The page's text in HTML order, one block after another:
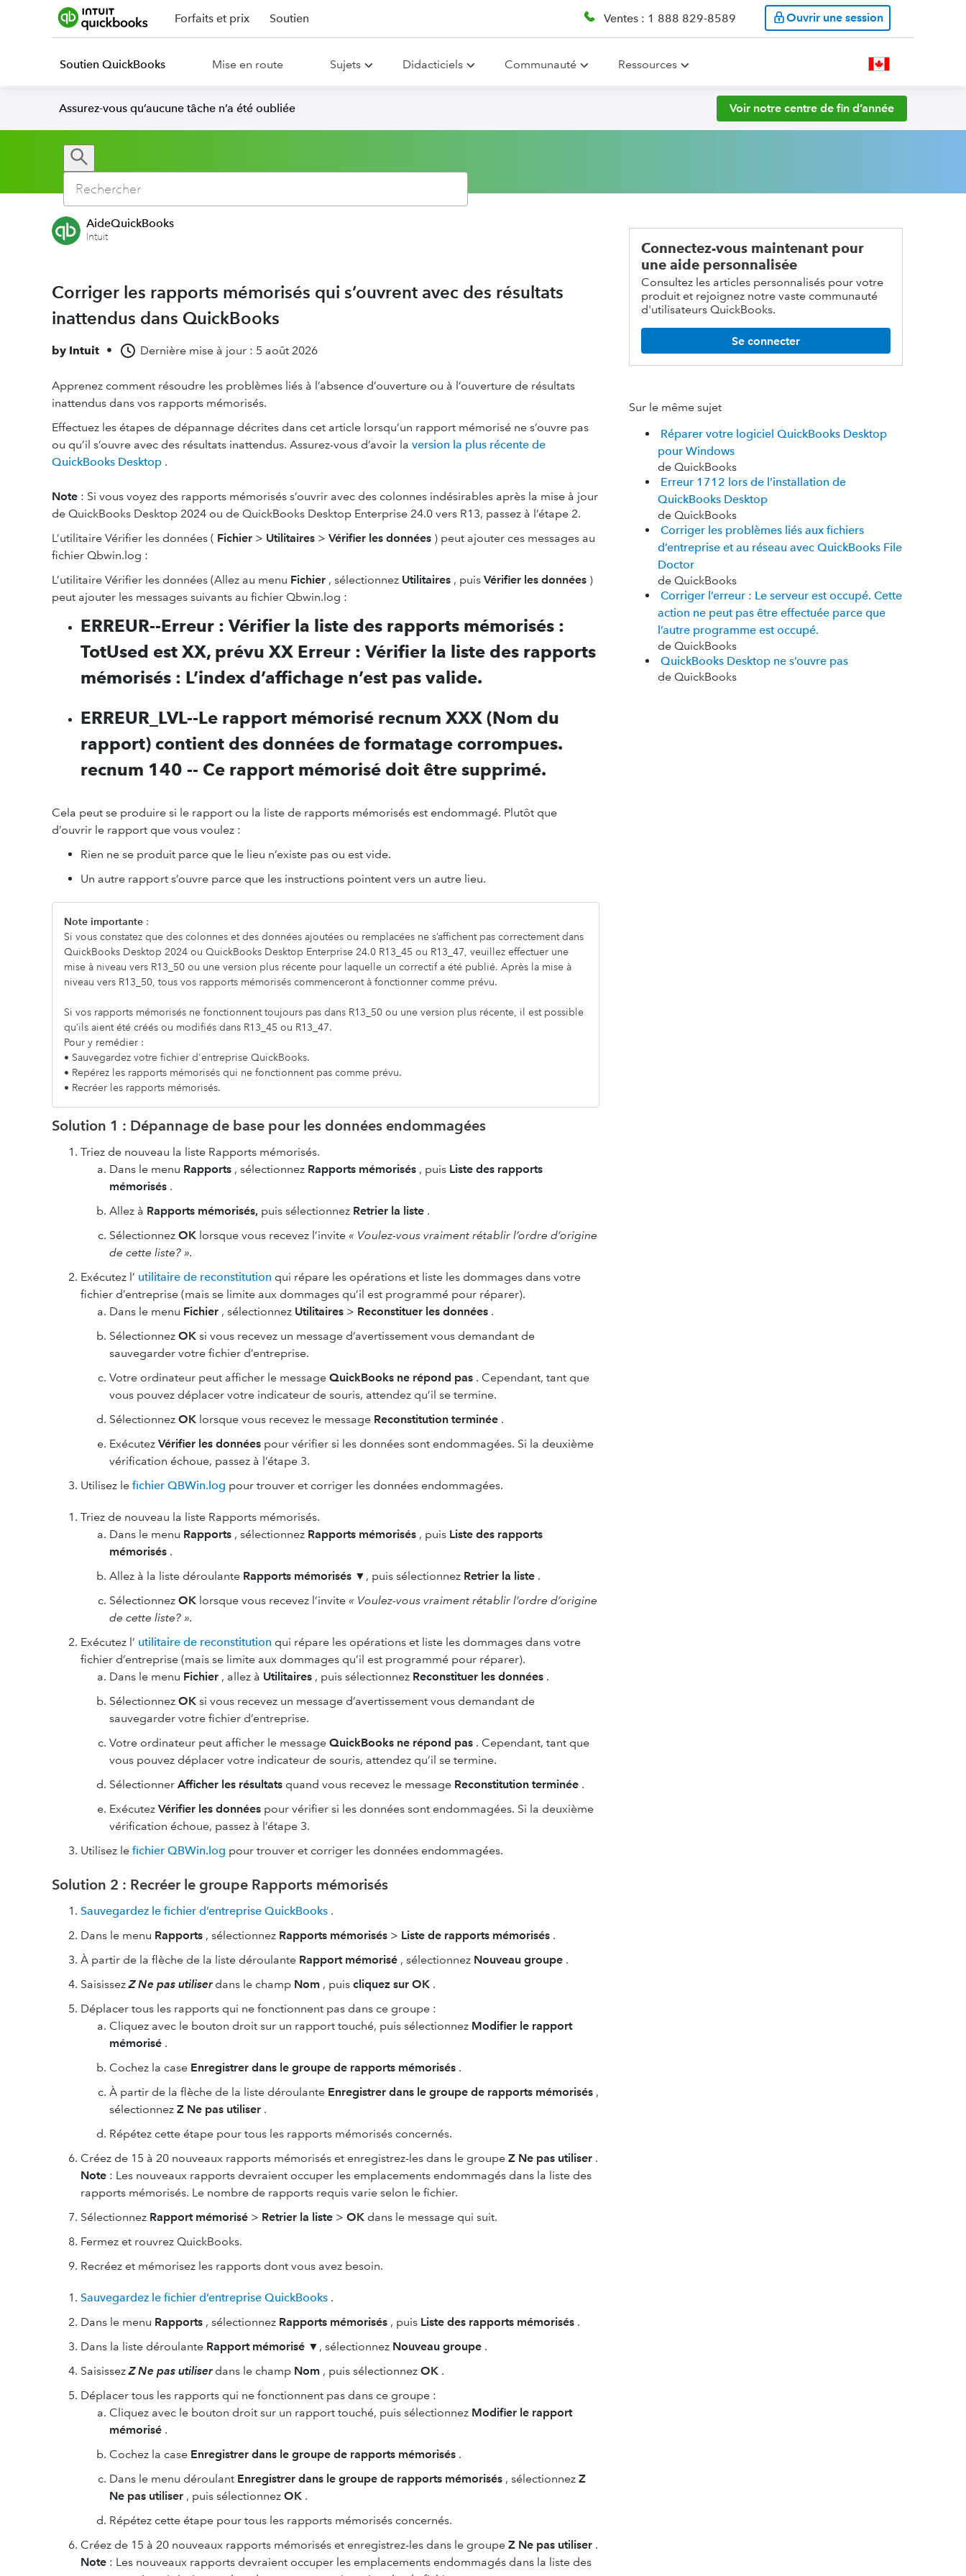
Forfaits et prix Soutien Ventes : 1 888 829-8589 Ouvrir une session
Soutien QuickBooks Mise en route Sujets Didacticiels Communauté Ressources
Assurez-vous qu’aucune tâche n’a été oubliée Voir notre centre de fin d’année
AideQuickBooks
Intuit
Corriger les rapports mémorisés qui s’ouvrent avec des résultats
inattendus dans QuickBooks
by Intuit • Dernière mise à jour : 5 août 2026
Apprenez comment résoudre les problèmes liés à l’absence d’ouverture ou à l’ouverture de résultats
inattendus dans vos rapports mémorisés.
Effectuez les étapes de dépannage décrites dans cet article lorsqu’un rapport mémorisé ne s’ouvre pas
ou qu’il s’ouvre avec des résultats inattendus. Assurez-vous d’avoir la version la plus récente de
QuickBooks Desktop .
Note : Si vous voyez des rapports mémorisés s’ouvrir avec des colonnes indésirables après la mise à jour
de QuickBooks Desktop 2024 ou de QuickBooks Desktop Enterprise 24.0 vers R13, passez à l’étape 2.
L’utilitaire Vérifier les données ( Fichier > Utilitaires > Vérifier les données ) peut ajouter ces messages au
fichier Qbwin.log :
L’utilitaire Vérifier les données (Allez au menu Fichier , sélectionnez Utilitaires , puis Vérifier les données )
peut ajouter les messages suivants au fichier Qbwin.log :
ERREUR--Erreur : Vérifier la liste des rapports mémorisés :
TotUsed est XX, prévu XX Erreur : Vérifier la liste des rapports
mémorisés : L’index d’affichage n’est pas valide.
ERREUR_LVL--Le rapport mémorisé recnum XXX (Nom du
rapport) contient des données de formatage corrompues.
recnum 140 -- Ce rapport mémorisé doit être supprimé.
Cela peut se produire si le rapport ou la liste de rapports mémorisés est endommagé. Plutôt que
d’ouvrir le rapport que vous voulez :
Rien ne se produit parce que le lieu n’existe pas ou est vide.
Un autre rapport s’ouvre parce que les instructions pointent vers un autre lieu.
Note importante :
Si vous constatez que des colonnes et des données ajoutées ou remplacées ne s’affichent pas correctement dans
QuickBooks Desktop 2024 ou QuickBooks Desktop Enterprise 24.0 R13_45 ou R13_47, veuillez effectuer une
mise à niveau vers R13_50 ou une version plus récente pour laquelle un correctif a été publié. Après la mise à
niveau vers R13_50, tous vos rapports mémorisés commenceront à fonctionner comme prévu.
Si vos rapports mémorisés ne fonctionnent toujours pas dans R13_50 ou une version plus récente, il est possible
qu’ils aient été créés ou modifiés dans R13_45 ou R13_47.
Pour y remédier :
• Sauvegardez votre fichier d'entreprise QuickBooks.
• Repérez les rapports mémorisés qui ne fonctionnent pas comme prévu.
• Recréer les rapports mémorisés.
Solution 1 : Dépannage de base pour les données endommagées
Triez de nouveau la liste Rapports mémorisés.
Dans le menu Rapports , sélectionnez Rapports mémorisés , puis Liste des rapports
mémorisés .
Allez à Rapports mémorisés, puis sélectionnez Retrier la liste .
Sélectionnez OK lorsque vous recevez l’invite « Voulez-vous vraiment rétablir l’ordre d’origine
de cette liste? ».
Exécutez l’ utilitaire de reconstitution qui répare les opérations et liste les dommages dans votre
fichier d’entreprise (mais se limite aux dommages qu’il est programmé pour réparer).
Dans le menu Fichier , sélectionnez Utilitaires > Reconstituer les données .
Sélectionnez OK si vous recevez un message d’avertissement vous demandant de
sauvegarder votre fichier d’entreprise.
Votre ordinateur peut afficher le message QuickBooks ne répond pas . Cependant, tant que
vous pouvez déplacer votre indicateur de souris, attendez qu’il se termine.
Sélectionnez OK lorsque vous recevez le message Reconstitution terminée .
Exécutez Vérifier les données pour vérifier si les données sont endommagées. Si la deuxième
vérification échoue, passez à l’étape 3.
Utilisez le fichier QBWin.log pour trouver et corriger les données endommagées.
Triez de nouveau la liste Rapports mémorisés.
Dans le menu Rapports , sélectionnez Rapports mémorisés , puis Liste des rapports
mémorisés .
Allez à la liste déroulante Rapports mémorisés ▼, puis sélectionnez Retrier la liste .
Sélectionnez OK lorsque vous recevez l’invite « Voulez-vous vraiment rétablir l’ordre d’origine
de cette liste? ».
Exécutez l’ utilitaire de reconstitution qui répare les opérations et liste les dommages dans votre
fichier d’entreprise (mais se limite aux dommages qu’il est programmé pour réparer).
Dans le menu Fichier , allez à Utilitaires , puis sélectionnez Reconstituer les données .
Sélectionnez OK si vous recevez un message d’avertissement vous demandant de
sauvegarder votre fichier d’entreprise.
Votre ordinateur peut afficher le message QuickBooks ne répond pas . Cependant, tant que
vous pouvez déplacer votre indicateur de souris, attendez qu’il se termine.
Sélectionner Afficher les résultats quand vous recevez le message Reconstitution terminée .
Exécutez Vérifier les données pour vérifier si les données sont endommagées. Si la deuxième
vérification échoue, passez à l’étape 3.
Utilisez le fichier QBWin.log pour trouver et corriger les données endommagées.
Solution 2 : Recréer le groupe Rapports mémorisés
Sauvegardez le fichier d’entreprise QuickBooks .
Dans le menu Rapports , sélectionnez Rapports mémorisés > Liste de rapports mémorisés .
À partir de la flèche de la liste déroulante Rapport mémorisé , sélectionnez Nouveau groupe .
SaisissezZ Ne pas utiliserdans le champ Nom , puis cliquez sur OK .
Déplacer tous les rapports qui ne fonctionnent pas dans ce groupe :
Cliquez avec le bouton droit sur un rapport touché, puis sélectionnez Modifier le rapport
mémorisé .
Cochez la case Enregistrer dans le groupe de rapports mémorisés .
À partir de la flèche de la liste déroulante Enregistrer dans le groupe de rapports mémorisés ,
sélectionnez Z Ne pas utiliser .
Répétez cette étape pour tous les rapports mémorisés concernés.
Créez de 15 à 20 nouveaux rapports mémorisés et enregistrez-les dans le groupe Z Ne pas utiliser .
Note : Les nouveaux rapports devraient occuper les emplacements endommagés dans la liste des
rapports mémorisés. Le nombre de rapports requis varie selon le fichier.
Sélectionnez Rapport mémorisé > Retrier la liste > OK dans le message qui suit.
Fermez et rouvrez QuickBooks.
Recréez et mémorisez les rapports dont vous avez besoin.
Sauvegardez le fichier d’entreprise QuickBooks .
Dans le menu Rapports , sélectionnez Rapports mémorisés , puis Liste des rapports mémorisés .
Dans la liste déroulante Rapport mémorisé ▼, sélectionnez Nouveau groupe .
SaisissezZ Ne pas utiliserdans le champ Nom , puis sélectionnez OK .
Déplacer tous les rapports qui ne fonctionnent pas dans ce groupe :
Cliquez avec le bouton droit sur un rapport touché, puis sélectionnez Modifier le rapport
mémorisé .
Cochez la case Enregistrer dans le groupe de rapports mémorisés .
Dans le menu déroulant Enregistrer dans le groupe de rapports mémorisés , sélectionnez Z
Ne pas utiliser , puis sélectionnez OK .
Répétez cette étape pour tous les rapports mémorisés concernés.
Créez de 15 à 20 nouveaux rapports mémorisés et enregistrez-les dans le groupe Z Ne pas utiliser .
Note : Les nouveaux rapports devraient occuper les emplacements endommagés dans la liste des
Connectez-vous maintenant pour
une aide personnalisée
Consultez les articles personnalisés pour votre
produit et rejoignez notre vaste communauté
d'utilisateurs QuickBooks.
Se connecter
Sur le même sujet
Réparer votre logiciel QuickBooks Desktop
pour Windows
de QuickBooks
Erreur 1712 lors de l’installation de
QuickBooks Desktop
de QuickBooks
Corriger les problèmes liés aux fichiers
d’entreprise et au réseau avec QuickBooks File
Doctor
de QuickBooks
Corriger l’erreur : Le serveur est occupé. Cette
action ne peut pas être effectuée parce que
l’autre programme est occupé.
de QuickBooks
QuickBooks Desktop ne s’ouvre pas
de QuickBooks